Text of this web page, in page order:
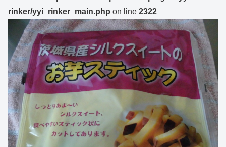
rinker/yyi_rinker_main.php on line 2322